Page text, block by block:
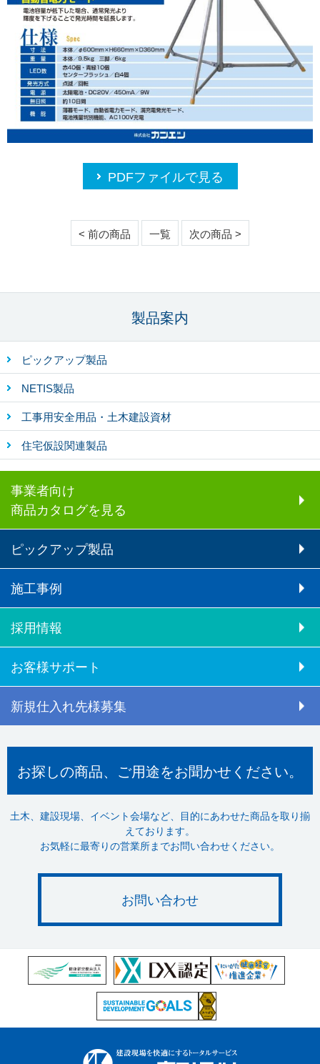
PDFファイルで見る
< 前の商品 一覧 次の商品 >
製品案内
ピックアップ製品
NETIS製品
工事用安全用品・土木建設資材
住宅仮設関連製品
事業者向け
商品カタログを見る
ピックアップ製品
施工事例
採用情報
お客様サポート
新規仕入れ先様募集
お探しの商品、ご用途をお聞かせください。
土木、建設現場、イベント会場など、目的にあわせた商品を取り揃
えております。
お気軽に最寄りの営業所までお問い合わせください。
お問い合わせ